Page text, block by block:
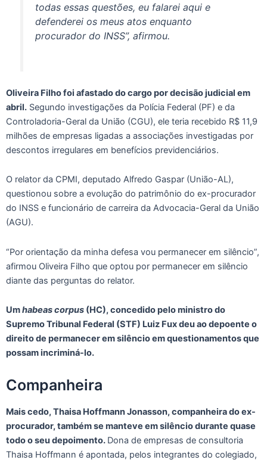
todas essas questões, eu falarei aqui e
defenderei os meus atos enquanto
procurador do INSS”, afirmou.
Oliveira Filho foi afastado do cargo por decisão judicial em
abril. Segundo investigações da Polícia Federal (PF) e da
Controladoria-Geral da União (CGU), ele teria recebido R$ 11,9
milhões de empresas ligadas a associações investigadas por
descontos irregulares em benefícios previdenciários.
O relator da CPMI, deputado Alfredo Gaspar (União-AL),
questionou sobre a evolução do patrimônio do ex-procurador
do INSS e funcionário de carreira da Advocacia-Geral da União
(AGU).
“Por orientação da minha defesa vou permanecer em silêncio”,
afirmou Oliveira Filho que optou por permanecer em silêncio
diante das perguntas do relator.
Umhabeas corpus (HC), concedido pelo ministro do
Supremo Tribunal Federal (STF) Luiz Fux deu ao depoente o
direito de permanecer em silêncio em questionamentos que
possam incriminá-lo.
Companheira
Mais cedo, Thaisa Hoffmann Jonasson, companheira do ex-
procurador, também se manteve em silêncio durante quase
todo o seu depoimento. Dona de empresas de consultoria
Thaisa Hoffmann é apontada, pelos integrantes do colegiado,